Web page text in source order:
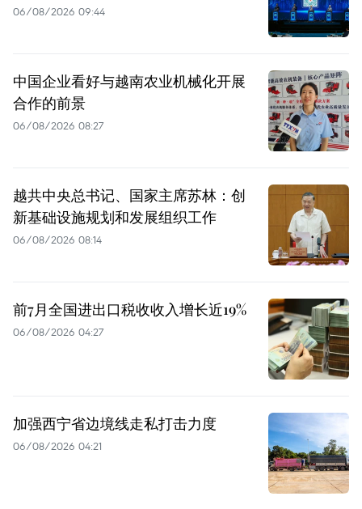
06/08/2026 09:44
中国企业看好与越南农业机械化开展
合作的前景
06/08/2026 08:27
越共中央总书记、国家主席苏林：创
新基础设施规划和发展组织工作
06/08/2026 08:14
前7月全国进出口税收收入增长近19%
06/08/2026 04:27
加强西宁省边境线走私打击力度
06/08/2026 04:21